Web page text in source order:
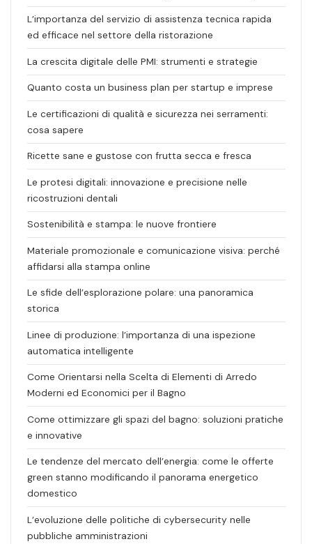
L’importanza del servizio di assistenza tecnica rapida
ed efficace nel settore della ristorazione
La crescita digitale delle PMI: strumenti e strategie
Quanto costa un business plan per startup e imprese
Le certificazioni di qualità e sicurezza nei serramenti:
cosa sapere
Ricette sane e gustose con frutta secca e fresca
Le protesi digitali: innovazione e precisione nelle
ricostruzioni dentali
Sostenibilità e stampa: le nuove frontiere
Materiale promozionale e comunicazione visiva: perché
affidarsi alla stampa online
Le sfide dell’esplorazione polare: una panoramica
storica
Linee di produzione: l’importanza di una ispezione
automatica intelligente
Come Orientarsi nella Scelta di Elementi di Arredo
Moderni ed Economici per il Bagno
Come ottimizzare gli spazi del bagno: soluzioni pratiche
e innovative
Le tendenze del mercato dell’energia: come le offerte
green stanno modificando il panorama energetico
domestico
L’evoluzione delle politiche di cybersecurity nelle
pubbliche amministrazioni